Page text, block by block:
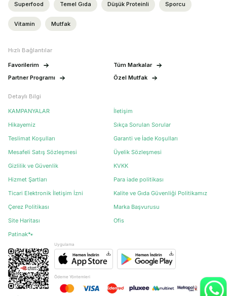
Superfood Temel Gıda Düşük Proteinli Sporcu
Vitamin Mutfak
Hızlı Bağlantılar
Favorilerim
Tüm Markalar
Partner Programı
Özel Mutfak
Detaylı Bilgi
KAMPANYALAR
İletişim
Hikayemiz
Sıkça Sorulan Sorular
Teslimat Koşulları
Garanti ve İade Koşulları
Mesafeli Satış Sözleşmesi
Üyelik Sözleşmesi
Gizlilik ve Güvenlik
KVKK
Hizmet Şartları
Para iade politikası
Ticari Elektronik İletişim İzni
Kalite ve Gıda Güvenliği Politikamız
Çerez Politikası
Marka Başvurusu
Site Haritası
Ofis
Patinak🐾
Uygulama
Ödeme Yöntemleri